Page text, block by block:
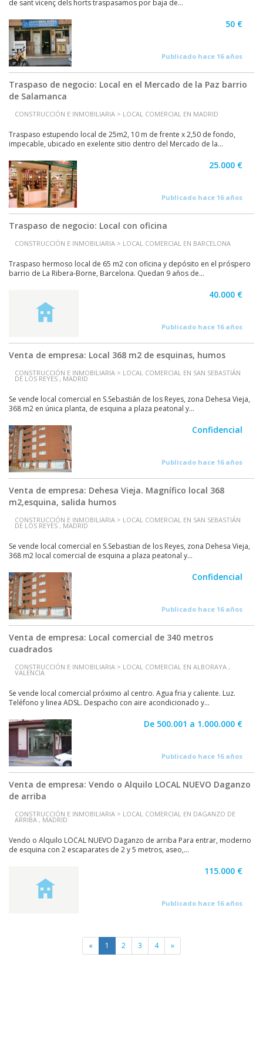
de sant vicenç dels horts traspasamos por baja de...
50 €
Publicado hace 16 años
Traspaso de negocio: Local en el Mercado de la Paz barrio
de Salamanca
CONSTRUCCIÓN E INMOBILIARIA > LOCAL COMERCIAL EN MADRID
Traspaso estupendo local de 25m2, 10 m de frente x 2,50 de fondo,
impecable, ubicado en exelente sitio dentro del Mercado de la...
25.000 €
Publicado hace 16 años
Traspaso de negocio: Local con oficina
CONSTRUCCIÓN E INMOBILIARIA > LOCAL COMERCIAL EN BARCELONA
Traspaso hermoso local de 65 m2 con oficina y depósito en el próspero
barrio de La Ribera-Borne, Barcelona. Quedan 9 años de...
40.000 €
Publicado hace 16 años
Venta de empresa: Local 368 m2 de esquinas, humos
CONSTRUCCIÓN E INMOBILIARIA > LOCAL COMERCIAL EN SAN SEBASTIÁN
DE LOS REYES , MADRID
Se vende local comercial en S.Sebastián de los Reyes, zona Dehesa Vieja,
368 m2 en única planta, de esquina a plaza peatonal y...
Confidencial
Publicado hace 16 años
Venta de empresa: Dehesa Vieja. Magnífico local 368
m2,esquina, salida humos
CONSTRUCCIÓN E INMOBILIARIA > LOCAL COMERCIAL EN SAN SEBASTIÁN
DE LOS REYES , MADRID
Se vende local comercial en S.Sebastian de los Reyes, zona Dehesa Vieja,
368 m2 local comercial de esquina a plaza peatonal y...
Confidencial
Publicado hace 16 años
Venta de empresa: Local comercial de 340 metros
cuadrados
CONSTRUCCIÓN E INMOBILIARIA > LOCAL COMERCIAL EN ALBORAYA ,
VALENCIA
Se vende local comercial próximo al centro. Agua fria y caliente. Luz.
Teléfono y linea ADSL. Despacho con aire acondicionado y...
De 500.001 a 1.000.000 €
Publicado hace 16 años
Venta de empresa: Vendo o Alquilo LOCAL NUEVO Daganzo
de arriba
CONSTRUCCIÓN E INMOBILIARIA > LOCAL COMERCIAL EN DAGANZO DE
ARRIBA , MADRID
Vendo o Alquilo LOCAL NUEVO Daganzo de arriba Para entrar, moderno
de esquina con 2 escaparates de 2 y 5 metros, aseo,...
115.000 €
Publicado hace 16 años
« 1 2 3 4 »